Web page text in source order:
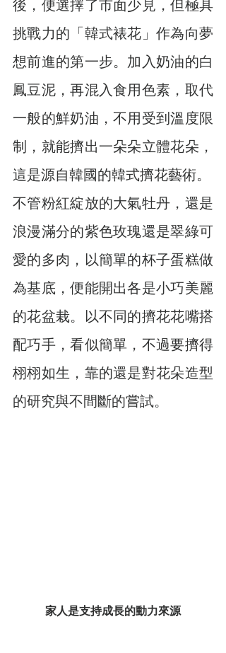
後，便選擇了市面少見，但極具
挑戰力的「韓式裱花」作為向夢
想前進的第一步。加入奶油的白
鳳豆泥，再混入食用色素，取代
一般的鮮奶油，不用受到溫度限
制，就能擠出一朵朵立體花朵，
這是源自韓國的韓式擠花藝術。
不管粉紅綻放的大氣牡丹，還是
浪漫滿分的紫色玫瑰還是翠綠可
愛的多肉，以簡單的杯子蛋糕做
為基底，便能開出各是小巧美麗
的花盆栽。以不同的擠花花嘴搭
配巧手，看似簡單，不過要擠得
栩栩如生，靠的還是對花朵造型
的研究與不間斷的嘗試。
家人是支持成長的動力來源